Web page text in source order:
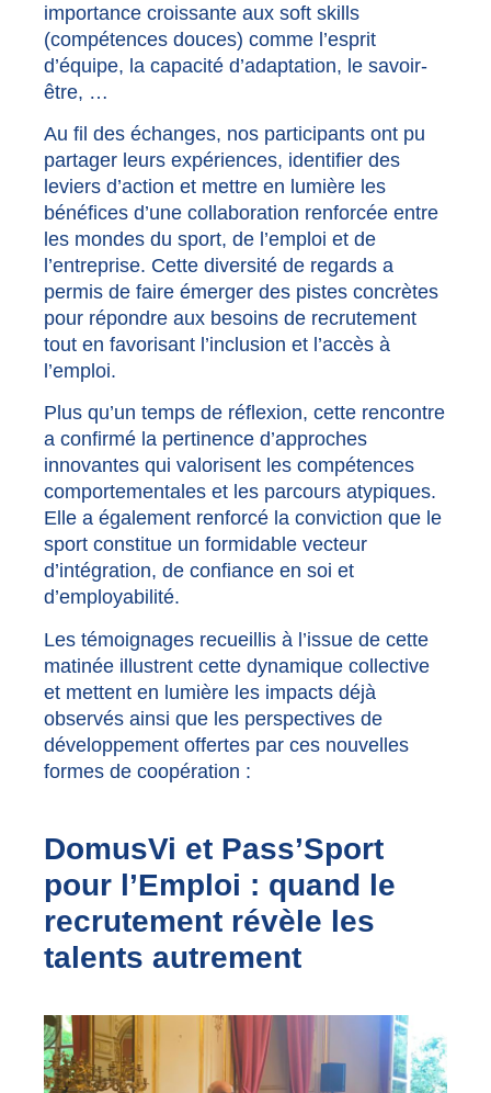
importance croissante aux soft skills
(compétences douces) comme l’esprit
d’équipe, la capacité d’adaptation, le savoir-
être, …
Au fil des échanges, nos participants ont pu
partager leurs expériences, identifier des
leviers d’action et mettre en lumière les
bénéfices d’une collaboration renforcée entre
les mondes du sport, de l’emploi et de
l’entreprise. Cette diversité de regards a
permis de faire émerger des pistes concrètes
pour répondre aux besoins de recrutement
tout en favorisant l’inclusion et l’accès à
l’emploi.
Plus qu’un temps de réflexion, cette rencontre
a confirmé la pertinence d’approches
innovantes qui valorisent les compétences
comportementales et les parcours atypiques.
Elle a également renforcé la conviction que le
sport constitue un formidable vecteur
d’intégration, de confiance en soi et
d’employabilité.
Les témoignages recueillis à l’issue de cette
matinée illustrent cette dynamique collective
et mettent en lumière les impacts déjà
observés ainsi que les perspectives de
développement offertes par ces nouvelles
formes de coopération :
DomusVi et Pass’Sport
pour l’Emploi : quand le
recrutement révèle les
talents autrement